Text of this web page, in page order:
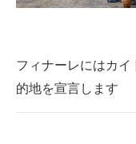
フィナーレにはカイ
的地を宣言します